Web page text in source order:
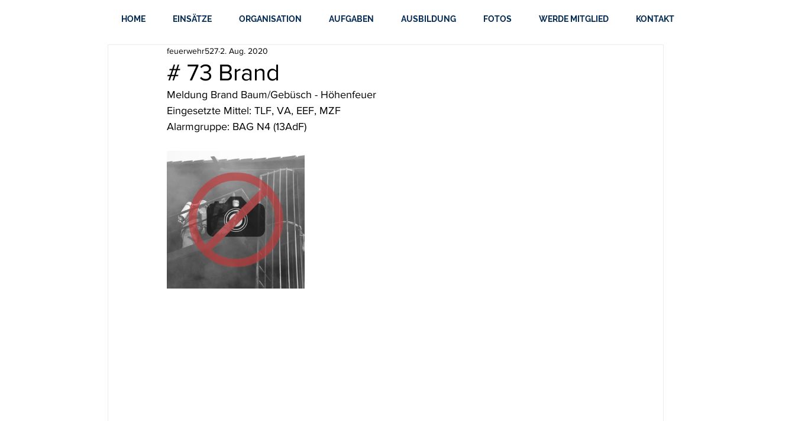
HOME EINSÄTZE ORGANISATION AUFGABEN AUSBILDUNG FOTOS WERDE MITGLIED KONTAKT
# 73 Brand
feuerwehr527 2. Aug. 2020
Meldung Brand Baum/Gebüsch - Höhenfeuer
Eingesetzte Mittel: TLF, VA, EEF, MZF
Alarmgruppe: BAG N4 (13AdF)